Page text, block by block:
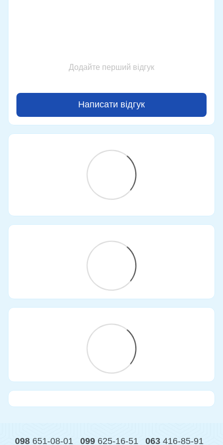
Додайте перший відгук
Написати відгук
098 651-08-01 099 625-16-51 063 416-85-91